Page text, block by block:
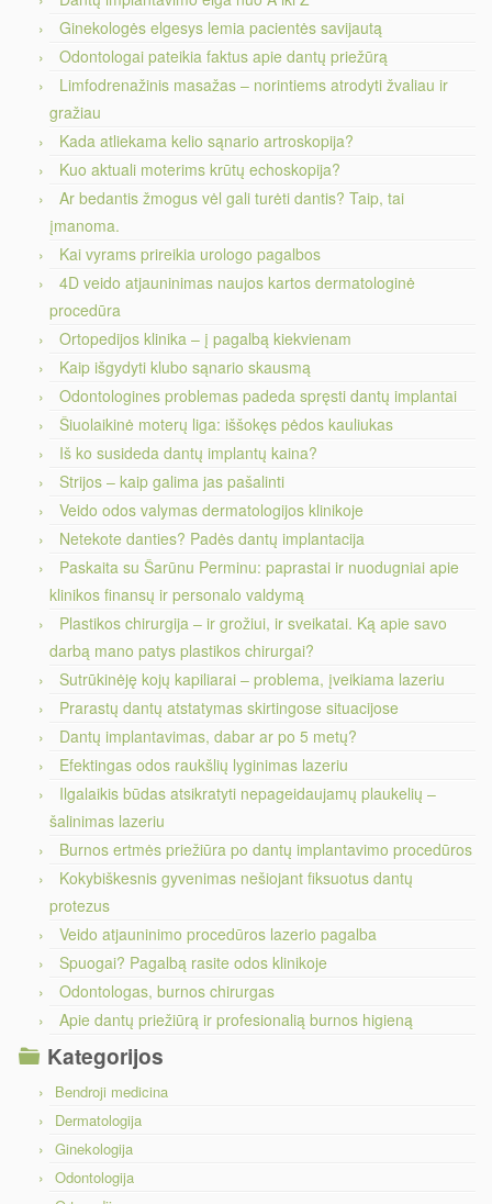
Ginekologės elgesys lemia pacientės savijautą
Odontologai pateikia faktus apie dantų priežūrą
Limfodrenažinis masažas – norintiems atrodyti žvaliau ir
gražiau
Kada atliekama kelio sąnario artroskopija?
Kuo aktuali moterims krūtų echoskopija?
Ar bedantis žmogus vėl gali turėti dantis? Taip, tai
įmanoma.
Kai vyrams prireikia urologo pagalbos
4D veido atjauninimas naujos kartos dermatologinė
procedūra
Ortopedijos klinika – į pagalbą kiekvienam
Kaip išgydyti klubo sąnario skausmą
Odontologines problemas padeda spręsti dantų implantai
Šiuolaikinė moterų liga: iššokęs pėdos kauliukas
Iš ko susideda dantų implantų kaina?
Strijos – kaip galima jas pašalinti
Veido odos valymas dermatologijos klinikoje
Netekote danties? Padės dantų implantacija
Paskaita su Šarūnu Perminu: paprastai ir nuodugniai apie
klinikos finansų ir personalo valdymą
Plastikos chirurgija – ir grožiui, ir sveikatai. Ką apie savo
darbą mano patys plastikos chirurgai?
Sutrūkinėję kojų kapiliarai – problema, įveikiama lazeriu
Prarastų dantų atstatymas skirtingose situacijose
Dantų implantavimas, dabar ar po 5 metų?
Efektingas odos raukšlių lyginimas lazeriu
Ilgalaikis būdas atsikratyti nepageidaujamų plaukelių –
šalinimas lazeriu
Burnos ertmės priežiūra po dantų implantavimo procedūros
Kokybiškesnis gyvenimas nešiojant fiksuotus dantų
protezus
Veido atjauninimo procedūros lazerio pagalba
Spuogai? Pagalbą rasite odos klinikoje
Odontologas, burnos chirurgas
Apie dantų priežiūrą ir profesionalią burnos higieną
Kategorijos
Bendroji medicina
Dermatologija
Ginekologija
Odontologija